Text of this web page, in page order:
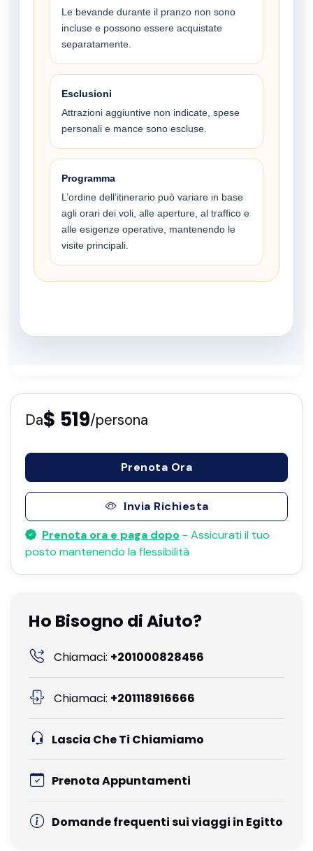
Le bevande durante il pranzo non sono
incluse e possono essere acquistate
separatamente.
Esclusioni
Attrazioni aggiuntive non indicate, spese
personali e mance sono escluse.
Programma
L’ordine dell’itinerario può variare in base
agli orari dei voli, alle aperture, al traffico e
alle esigenze operative, mantenendo le
visite principali.
Da$ 519/persona
Prenota Ora
Invia Richiesta
Prenota ora e paga dopo - Assicurati il ​​tuo
posto mantenendo la flessibilità
Ho Bisogno di Aiuto?
Chiamaci: +201000828456
Chiamaci: +201118916666
Lascia Che Ti Chiamiamo
Prenota Appuntamenti
Domande frequenti sui viaggi in Egitto